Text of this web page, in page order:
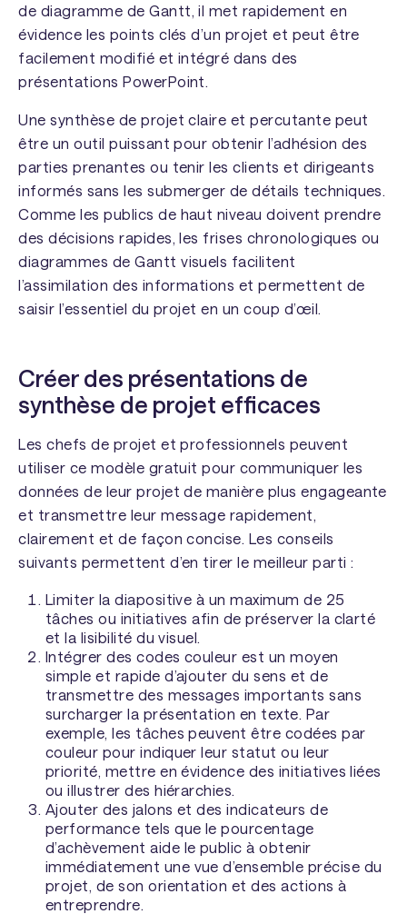
de diagramme de Gantt, il met rapidement en
évidence les points clés d’un projet et peut être
facilement modifié et intégré dans des
présentations PowerPoint.
Une synthèse de projet claire et percutante peut
être un outil puissant pour obtenir l’adhésion des
parties prenantes ou tenir les clients et dirigeants
informés sans les submerger de détails techniques.
Comme les publics de haut niveau doivent prendre
des décisions rapides, les frises chronologiques ou
diagrammes de Gantt visuels facilitent
l’assimilation des informations et permettent de
saisir l’essentiel du projet en un coup d’œil.
Créer des présentations de
synthèse de projet efficaces
Les chefs de projet et professionnels peuvent
utiliser ce modèle gratuit pour communiquer les
données de leur projet de manière plus engageante
et transmettre leur message rapidement,
clairement et de façon concise. Les conseils
suivants permettent d’en tirer le meilleur parti :
Limiter la diapositive à un maximum de 25
tâches ou initiatives afin de préserver la clarté
et la lisibilité du visuel.
Intégrer des codes couleur est un moyen
simple et rapide d’ajouter du sens et de
transmettre des messages importants sans
surcharger la présentation en texte. Par
exemple, les tâches peuvent être codées par
couleur pour indiquer leur statut ou leur
priorité, mettre en évidence des initiatives liées
ou illustrer des hiérarchies.
Ajouter des jalons et des indicateurs de
performance tels que le pourcentage
d’achèvement aide le public à obtenir
immédiatement une vue d’ensemble précise du
projet, de son orientation et des actions à
entreprendre.